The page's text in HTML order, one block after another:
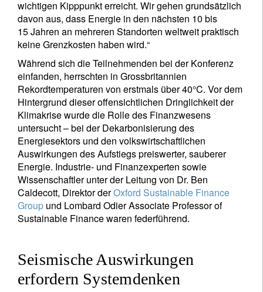
wichtigen Kipppunkt erreicht. Wir gehen grundsätzlich
davon aus, dass Energie in den nächsten 10 bis
15 Jahren an mehreren Standorten weltweit praktisch
keine Grenzkosten haben wird.“
Während sich die Teilnehmenden bei der Konferenz
einfanden, herrschten in Grossbritannien
Rekordtemperaturen von erstmals über 40°C. Vor dem
Hintergrund dieser offensichtlichen Dringlichkeit der
Klimakrise wurde die Rolle des Finanzwesens
untersucht – bei der Dekarbonisierung des
Energiesektors und den volkswirtschaftlichen
Auswirkungen des Aufstiegs preiswerter, sauberer
Energie. Industrie- und Finanzexperten sowie
Wissenschaftler unter der Leitung von Dr. Ben
Caldecott, Direktor derOxford Sustainable Finance
Group und Lombard Odier Associate Professor of
Sustainable Finance waren federführend.
Seismische Auswirkungen
erfordern Systemdenken